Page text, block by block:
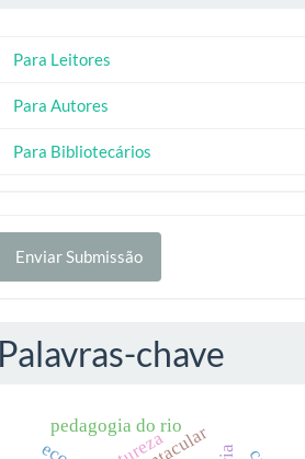
Para Leitores
Para Autores
Para Bibliotecários
Enviar Submissão
Palavras-chave
pedagogia do rio